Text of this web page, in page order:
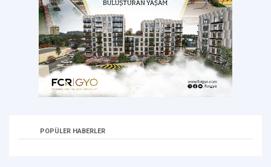
POPÜLER HABERLER